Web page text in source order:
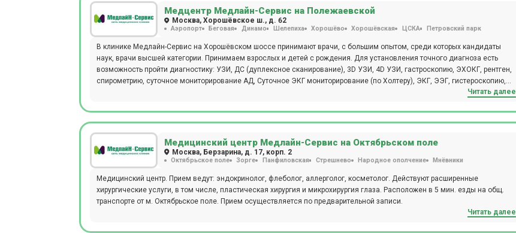
Медцентр Медлайн-Сервис на Полежаевской
Москва, Хорошёвское ш., д. 62
Аэропорт Беговая Динамо Шелепиха Хорошёво Хорошёвская ЦСКА Петровский парк
В клинике Медлайн-Сервис на Хорошёвском шоссе принимают врачи, с большим опытом, среди которых кандидаты
наук, врачи высшей категории. Принимаем взрослых и детей с рождения. Для установления точного диагноза есть
возможность пройти диагностику: УЗИ, ДС (дуплексное сканирование), 3D УЗИ, 4D УЗИ, гастроскопию, ЭХОКГ, рентген,
спирометрию, суточное мониторирование АД, Суточное ЭКГ мониторирование (по Холтеру), ЭКГ, ЭЭГ, гистероскопию,
колоноскопию, кольпоскопию, ректороманоскопию, цистоскопию, эзофагогастродуоденоскопия (ЭФГДС). А также, при
стоматологическом отделении есть отдельный рентген-кабинет, где также установлен ортопантомограф. Для удобства
лабораторная диагностика и даже УЗИ на дому.
Читать далее
Медицинский центр Медлайн-Сервис на Октябрьском поле
Москва, Берзарина, д. 17, корп. 2
Октябрьское поле Зорге Панфиловская Стрешнево Народное ополчение Мнёвники
Медицинский центр. Прием ведут: эндокринолог, флеболог, аллерголог, косметолог. Действуют расширенные
хирургические услуги, в том числе, пластическая хирургия и микрохирургия глаза. Расположен в 5 мин. езды на общ.
транспорте от м. Октябрьское поле. Прием осуществляется по предварительной записи.
Читать далее